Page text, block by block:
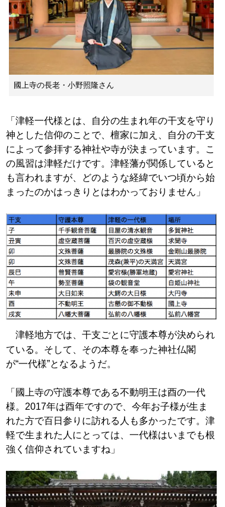
國上寺の長老・小野照隆さん
「津軽一代様とは、自分の生まれ年の干支を守り
神とした信仰のことで、檀家に加え、自分の干支
によって参拝する神社や寺が決まっています。こ
の風習は津軽だけです。津軽藩が関係していると
も言われますが、どのような経緯でいつ頃から始
まったのかはっきりとはわかっておりません」
津軽地方では、干支ごとに守護本尊が決められ
ている。そして、その本尊を奉った神社仏閣
が“一代様”となるようだ。
「國上寺の守護本尊である不動明王は酉の一代
様。2017年は酉年ですので、今年お子様が生ま
れた方で百日参りに訪れる人も多かったです。津
軽で生まれた人にとっては、一代様はいまでも根
強く信仰されていますね」